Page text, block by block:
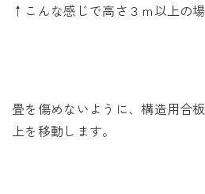
↑こんな感じで高さ３ｍ以上の場
畳を傷めないように、構造用合
上を移動します。